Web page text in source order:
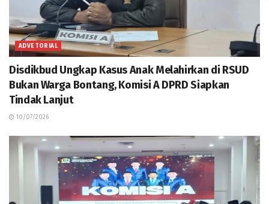
ADVETORIAL
Disdikbud Ungkap Kasus Anak Melahirkan di RSUD
Bukan Warga Bontang, Komisi A DPRD Siapkan
Tindak Lanjut
10/07/2026